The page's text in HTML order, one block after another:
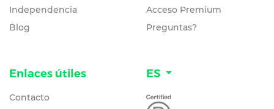
Independencia
Blog
Acceso Premium
Preguntas?
Enlaces útiles
Contacto
ES